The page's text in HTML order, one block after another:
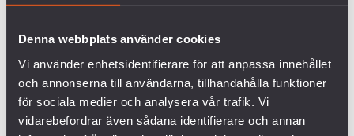
Denna webbplats använder cookies
Vi använder enhetsidentifierare för att anpassa innehållet
och annonserna till användarna, tillhandahålla funktioner
för sociala medier och analysera vår trafik. Vi
vidarebefordrar även sådana identifierare och annan
Agnes Hellström, ordförande för Svenska Freds,
0709 540 513,agnes.hellstrom@svenskafreds.se
Linda Åkerström, ansvarig för nedrustningsfrågor